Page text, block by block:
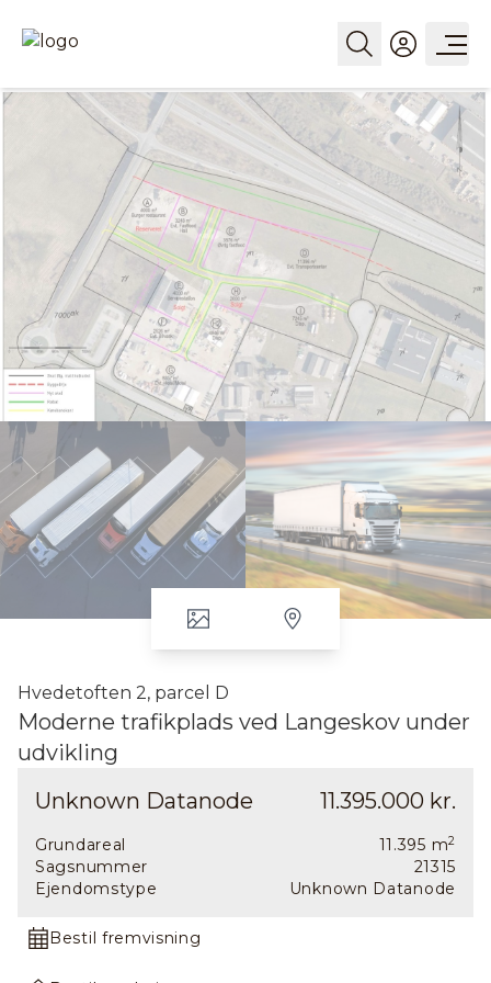
Hvedetoften 2, parcel D
Moderne trafikplads ved Langeskov under
udvikling
Langeskov, og har nem tilkørsel til motorvejsafkørsel 47. Området
moderne trafikplads med byggemodnede erhvervsgrunde.
På Hvedetoften 2, et erhvervsområde på ca. 7ha, beliggende langs
med alle tænkelige moderne faciliteter. Formålet er at skabe et
Unknown Datanode 11.395.000 kr.
Grundareal 11.395 m2
Sagsnummer
21315
Ejendomstype
Unknown Datanode
Bestil fremvisning